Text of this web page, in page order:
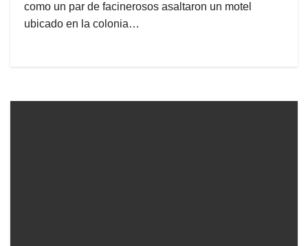
como un par de facinerosos asaltaron un motel
ubicado en la colonia…